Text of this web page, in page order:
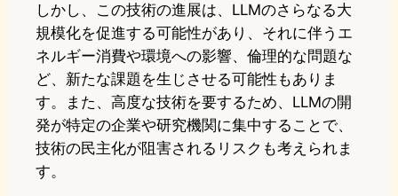
しかし、この技術の進展は、LLMのさらなる大
規模化を促進する可能性があり、それに伴うエ
ネルギー消費や環境への影響、倫理的な問題な
ど、新たな課題を生じさせる可能性もありま
す。また、高度な技術を要するため、LLMの開
発が特定の企業や研究機関に集中することで、
技術の民主化が阻害されるリスクも考えられま
す。